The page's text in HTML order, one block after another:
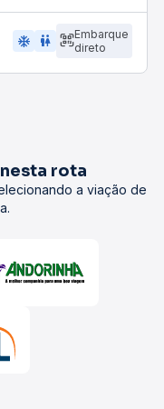
ac_unit wc
Embarque
direto
rota
a viação de